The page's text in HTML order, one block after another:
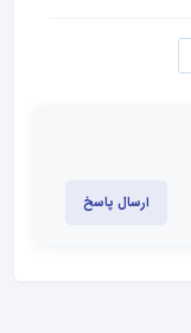
ارسال پاسخ